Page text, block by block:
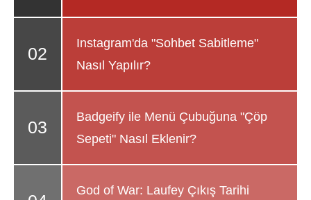
Instagram'da "Sohbet Sabitleme"
Nasıl Yapılır?
Badgeify ile Menü Çubuğuna "Çöp
Sepeti" Nasıl Eklenir?
God of War: Laufey Çıkış Tarihi